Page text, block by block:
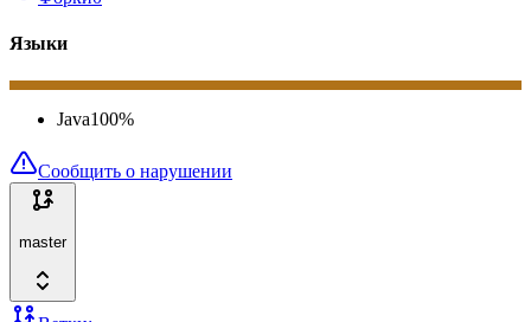
Языки
Java100%
Сообщить о нарушении
master